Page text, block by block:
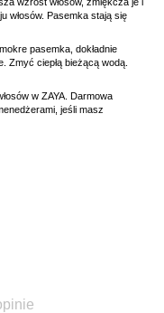
włosów. Pasemka stają się
pasemka, dokładnie
ciepłą bieżącą wodą.
w ZAYA. Darmowa
jeśli masz